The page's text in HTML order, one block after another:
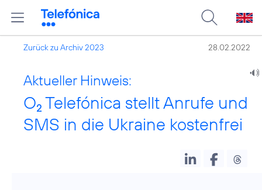
Zurück zu Archiv 2023 28.02.2022
Aktueller Hinweis:
O2 Telefónica stellt Anrufe und
SMS in die Ukraine kostenfrei